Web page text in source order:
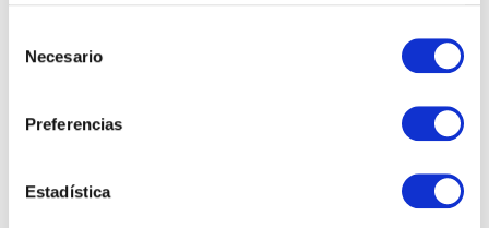
Necesario
Preferencias
Estadística